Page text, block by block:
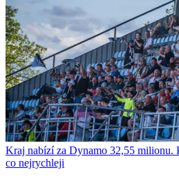
Kraj nabízí za Dynamo 32,55 milionu.
co nejrychleji